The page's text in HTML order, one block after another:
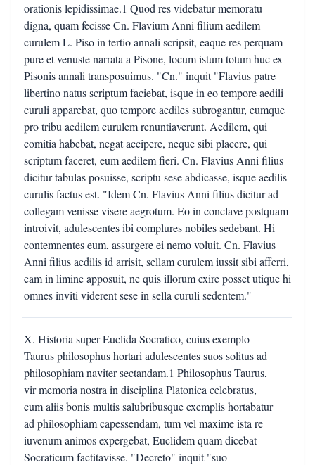
orationis lepidissimae.1 Quod res videbatur memoratu
digna, quam fecisse Cn. Flavium Anni filium aedilem
curulem L. Piso in tertio annali scripsit, eaque res perquam
pure et venuste narrata a Pisone, locum istum totum huc ex
Pisonis annali transposuimus. "Cn." inquit "Flavius patre
libertino natus scriptum faciebat, isque in eo tempore aedili
curuli apparebat, quo tempore aediles subrogantur, eumque
pro tribu aedilem curulem renuntiaverunt. Aedilem, qui
comitia habebat, negat accipere, neque sibi placere, qui
scriptum faceret, eum aedilem fieri. Cn. Flavius Anni filius
dicitur tabulas posuisse, scriptu sese abdicasse, isque aedilis
curulis factus est. "Idem Cn. Flavius Anni filius dicitur ad
collegam venisse visere aegrotum. Eo in conclave postquam
introivit, adulescentes ibi complures nobiles sedebant. Hi
contemnentes eum, assurgere ei nemo voluit. Cn. Flavius
Anni filius aedilis id arrisit, sellam curulem iussit sibi afferri,
eam in limine apposuit, ne quis illorum exire posset utique hi
omnes inviti viderent sese in sella curuli sedentem."
X. Historia super Euclida Socratico, cuius exemplo
Taurus philosophus hortari adulescentes suos solitus ad
philosophiam naviter sectandam.1 Philosophus Taurus,
vir memoria nostra in disciplina Platonica celebratus,
cum aliis bonis multis salubribusque exemplis hortabatur
ad philosophiam capessendam, tum vel maxime ista re
iuvenum animos expergebat, Euclidem quam dicebat
Socraticum factitavisse. "Decreto" inquit "suo